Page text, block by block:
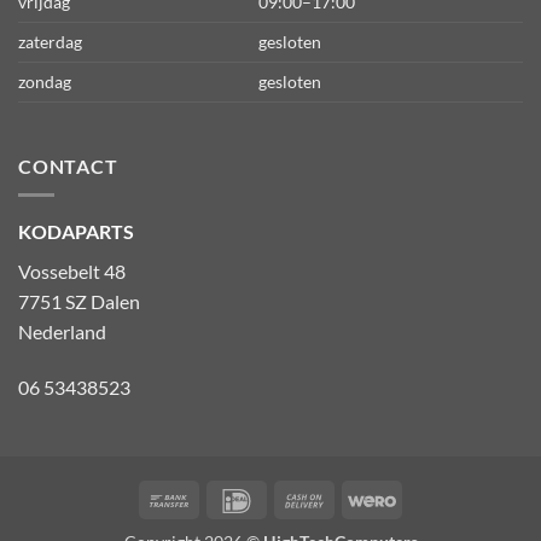
zaterdag
gesloten
zondag
gesloten
CONTACT
KODAPARTS
Vossebelt 48
7751 SZ Dalen
Nederland
06 53438523
Bank
IDeal
Cash
Wero